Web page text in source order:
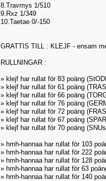
8.Travmys 1/510
9.Rxz 1/349
10.Taetae 0/-150
GRATTIS TILL : KLEJF - ensam
RULLNINGAR :
» klejf har rullat för 83 poäng
» klejf har rullat för 61 poäng
» klejf har rullat för 66 poäng
» klejf har rullat för 76 poäng
» klejf har rullat för 72 poäng
» klejf har rullat för 67 poäng
» klejf har rullat för 70 poäng
» hmh-hannaa har rullat för 103
» hmh-hannaa har rullat för 222
» hmh-hannaa har rullat för 128
» hmh-hannaa har rullat för 63
» hmh-hannaa har rullat för 140